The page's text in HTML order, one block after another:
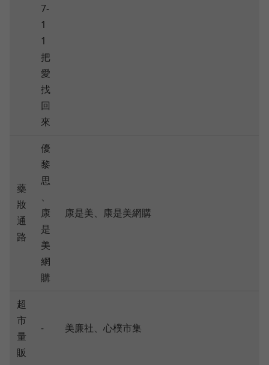
7-
1
1
把
愛
找
回
來
藥
妝
通
路
優
黎
思
、
康
是
美
網
購
康是美、康是美網購
超
市
量
販
- 美廉社、心樸市集